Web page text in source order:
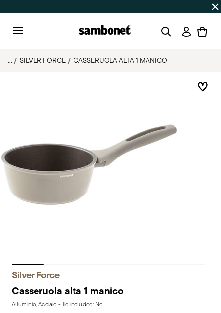
Fino al 50% di sconto su prodotti
Accedi
... SILVER FORCE CASSERUOLA ALTA 1 MANICO
Silver Force
Casseruola alta 1 manico
Alluminio, Acciaio - lid included: No